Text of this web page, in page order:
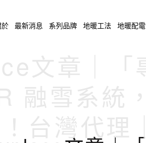
於 最新消息 系列品牌 地暖工法 地暖配